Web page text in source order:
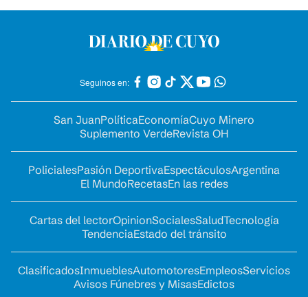
Seguinos en:
San JuanPolíticaEconomíaCuyo Minero
Suplemento VerdeRevista OH
PolicialesPasión DeportivaEspectáculosArgentina
El MundoRecetasEn las redes
Cartas del lectorOpinionSocialesSaludTecnología
TendenciaEstado del tránsito
ClasificadosInmueblesAutomotoresEmpleosServicios
Avisos Fúnebres y MisasEdictos